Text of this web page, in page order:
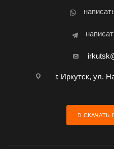
г. Иркутск, ул.
СКАЧАТЬ